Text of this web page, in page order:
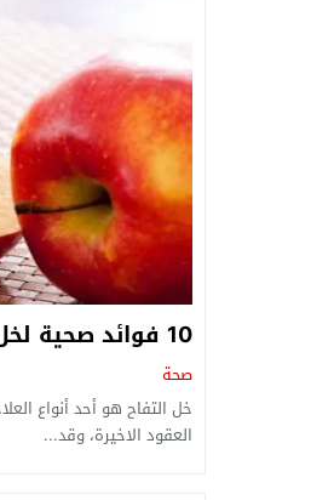
10 فوائد صحية لخل التفاح
صحة
خل التفاح هو أحد أنواع
العقود الاخيرة، وقد...